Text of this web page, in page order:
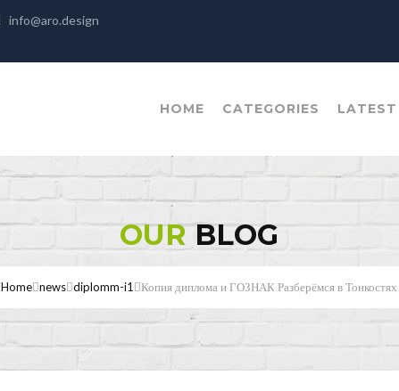
info@aro.design
HOME CATEGORIES LATEST
OURBLOG
Home news diplomm-i1 Копия диплома и ГОЗНАК Разберёмся в Тонкостях